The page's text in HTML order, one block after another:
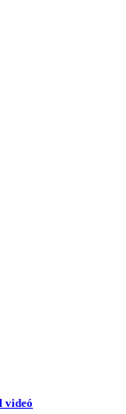
videó